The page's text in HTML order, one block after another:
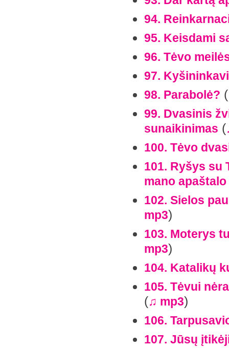
94.
95. Keisdami
96. Tėvo
97.
98. Parabolė? (
99. Dvasinis
sunaikinimas (
100. Tėvo
101. Ryšys su
mano
102. Sielos
mp3)
103. Moterys
mp3)
104. Katalikų
105. Tėvui
(♫ mp3)
106.
107. Jūsų